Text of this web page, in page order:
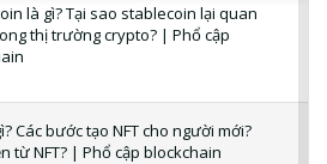
là gì? Tại sao stablecoin lại quan
thị trường crypto? | Phổ cập
Các bước tạo NFT cho người mới?
từ NFT? | Phổ cập blockchain